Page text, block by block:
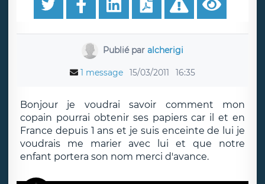
Publié par alcherigi
1 message 15/03/2011 16:35
Bonjour je voudrai savoir comment mon
copain pourrai obtenir ses papiers car il et en
France depuis 1 ans et je suis enceinte de lui je
voudrais me marier avec lui et que notre
enfant portera son nom merci d'avance.